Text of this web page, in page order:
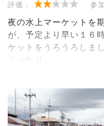
評価： 参
夜の水上マーケットを
が、予定より早い１６
ケットをうろうろしま
ぐったり。